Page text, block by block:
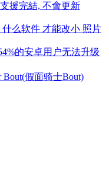
援完結, 不會更新
什么软件 才能改小 照片
的安卓用户无法升级
Bout(假面骑士Bout)